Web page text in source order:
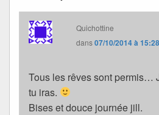
Quichottine
dans07/10/2014 à 15:28
Tous les rêves sont permis…
tu iras.
Bises et douce journée jill.